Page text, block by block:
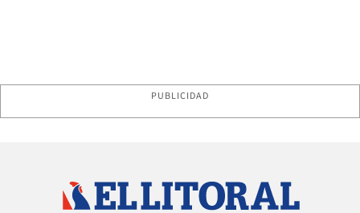
PUBLICIDAD